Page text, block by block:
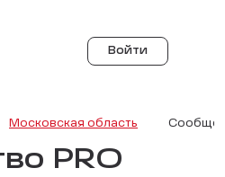
Войти
Московская область
PRO